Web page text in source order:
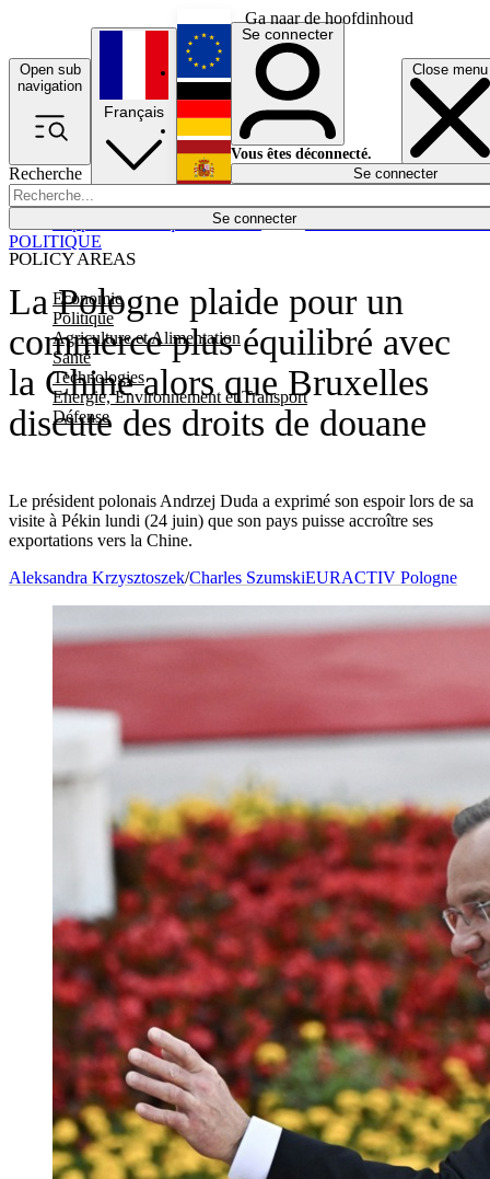
Ga naar de hoofdinhoud
Open sub
navigation
Close menu
Recherche
Se connecter
POLICY AREAS
Economie
Politique
Agriculture et Alimentation
Santé
Technologies
Energie, Environnement et Transport
Défense
Économie
Français
English
Deutsch
Español
Se connecter
Vous êtes déconnecté.
Se connecter
La Pologne plaide pour un
commerce plus équilibré avec
la Chine alors que Bruxelles
discute des droits de douane
Le président polonais Andrzej Duda a exprimé son espoir lors de sa
visite à Pékin lundi (24 juin) que son pays puisse accroître ses
exportations vers la Chine.
POLITIQUE
Aleksandra Krzysztoszek/Charles SzumskiEURACTIV Pologne